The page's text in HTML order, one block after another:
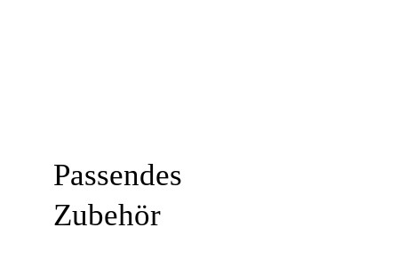
Passendes
Zubehör